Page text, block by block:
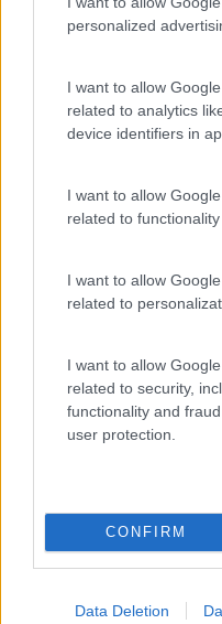
personalized
I want to allow
related to analytics
device identifiers in
I want to allow
related to
I want to allow
related to
I want to allow
related to security,
functionality and
user protection.
CONFIRM
Data Deletion
meter a
Raquel
SKOLAE
ao seu